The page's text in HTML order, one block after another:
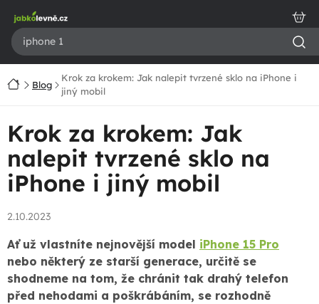
obsah
DomůBlog
Krok za krokem: Jak nalepit tvrzené sklo na iPhone i
jiný mobil
Krok za krokem: Jak
nalepit tvrzené sklo na
iPhone i jiný mobil
2.10.2023
Ať už vlastníte nejnovější model iPhone 15 Pro
nebo některý ze starší generace, určitě se
shodneme na tom, že chránit tak drahý telefon
před nehodami a poškrábáním, se rozhodně